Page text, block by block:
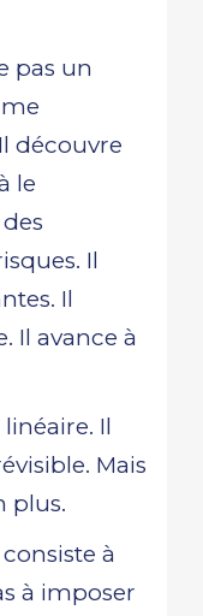
pas un
découvre
le
Il
Il
Il avance à
Il
Mais
plus.
à
à imposer